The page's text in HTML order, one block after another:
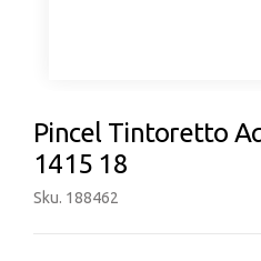
Pincel Tintoretto
1415 18
Sku. 188462